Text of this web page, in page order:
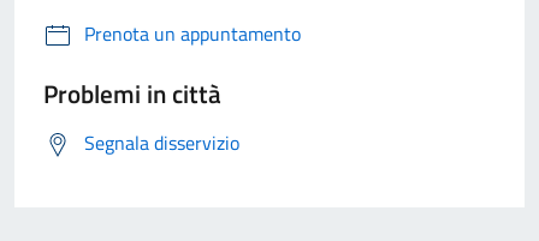
Prenota un appuntamento
Problemi in città
Segnala disservizio